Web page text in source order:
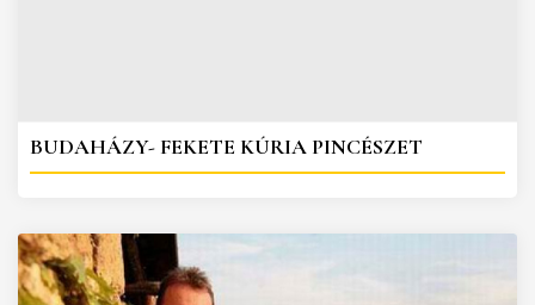
BUDAHÁZY- FEKETE KÚRIA PINCÉSZET